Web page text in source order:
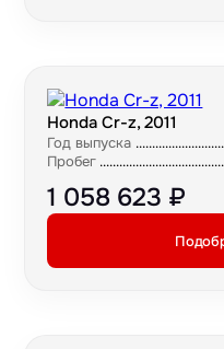
Honda Cr-z, 2011
Год выпуска
Пробег
1 058 623 ₽